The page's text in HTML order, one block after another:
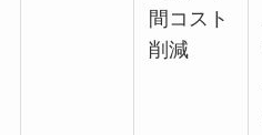
間コスト
削減